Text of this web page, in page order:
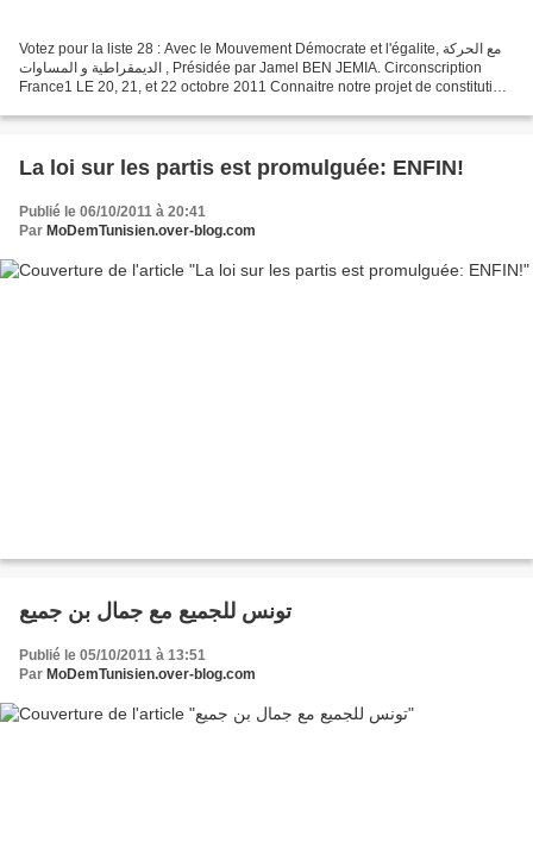
Votez pour la liste 28 : Avec le Mouvement Démocrate et l'égalite, مع الحركة
الديمقراطية و المساوات , Présidée par Jamel BEN JEMIA. Circonscription
France1 LE 20, 21, et 22 octobre 2011 Connaitre notre projet de constitution
La loi sur les partis est promulguée: ENFIN!
Publié le 06/10/2011 à 20:41
Par MoDemTunisien.over-blog.com
تونس للجميع مع جمال بن جميع
Publié le 05/10/2011 à 13:51
Par MoDemTunisien.over-blog.com